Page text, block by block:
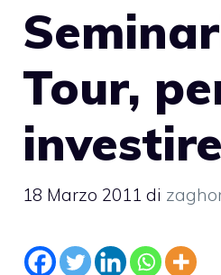
Tour,
18 Marzo 2011 di